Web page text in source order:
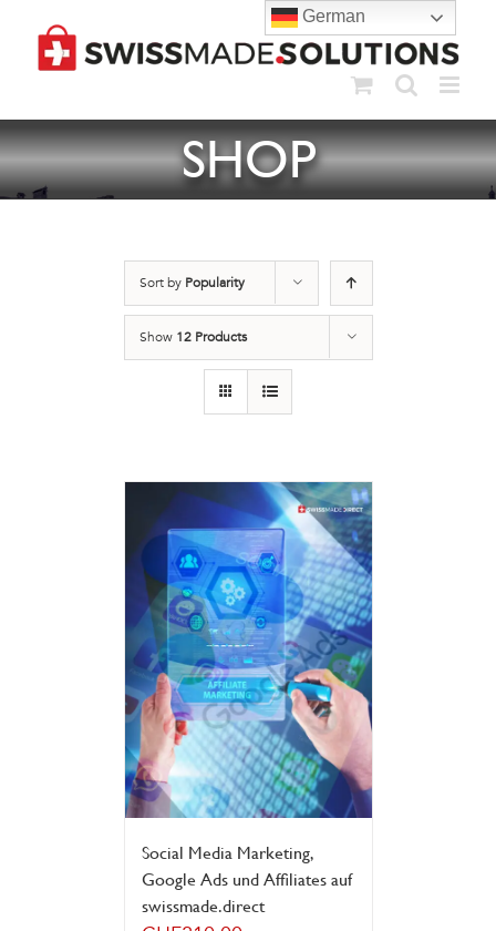
content
SHOP
Sort by Popularity
Show 12 Products
Social Media Marketing,
Google Ads und Affiliates auf
swissmade.direct
German